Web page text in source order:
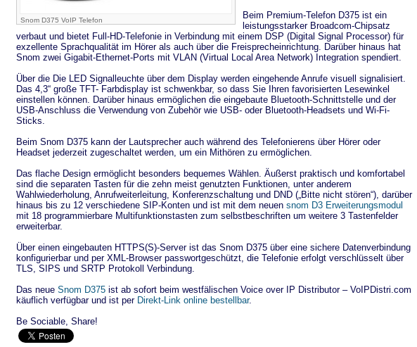
Snom D375 VoIP Telefon
Beim Premium-Telefon D375 ist ein
leistungsstarker Broadcom-Chipsatz
verbaut und bietet Full-HD-Telefonie in Verbindung mit einem DSP (Digital Signal Processor) für
exzellente Sprachqualität im Hörer als auch über die Freisprecheinrichtung. Darüber hinaus hat
Snom zwei Gigabit-Ethernet-Ports mit VLAN (Virtual Local Area Network) Integration spendiert.
Über die Die LED Signalleuchte über dem Display werden eingehende Anrufe visuell signalisiert.
Das 4,3“ große TFT- Farbdisplay ist schwenkbar, so dass Sie Ihren favorisierten Lesewinkel
einstellen können. Darüber hinaus ermöglichen die eingebaute Bluetooth-Schnittstelle und der
USB-Anschluss die Verwendung von Zubehör wie USB- oder Bluetooth-Headsets und Wi-Fi-
Sticks.
Beim Snom D375 kann der Lautsprecher auch während des Telefonierens über Hörer oder
Headset jederzeit zugeschaltet werden, um ein Mithören zu ermöglichen.
Das flache Design ermöglicht besonders bequemes Wählen. Äußerst praktisch und komfortabel
sind die separaten Tasten für die zehn meist genutzten Funktionen, unter anderem
Wahlwiederholung, Anrufweiterleitung, Konferenzschaltung und DND („Bitte nicht stören“), darüber
hinaus bis zu 12 verschiedene SIP-Konten und ist mit dem neuen snom D3 Erweiterungsmodul
mit 18 programmierbare Multifunktionstasten zum selbstbeschriften um weitere 3 Tastenfelder
erweiterbar.
Über einen eingebauten HTTPS(S)-Server ist das Snom D375 über eine sichere Datenverbindung
konfigurierbar und per XML-Browser passwortgeschützt, die Telefonie erfolgt verschlüsselt über
TLS, SIPS und SRTP Protokoll Verbindung.
Das neue Snom D375 ist ab sofort beim westfälischen Voice over IP Distributor – VoIPDistri.com
käuflich verfügbar und ist per Direkt-Link online bestellbar.
Be Sociable, Share!